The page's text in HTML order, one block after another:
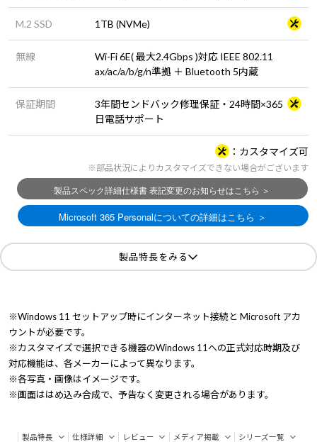
M.2 SSD 1TB (NVMe)
無線
Wi-Fi 6E( 最大2.4Gbps )対応 IEEE 802.11
ax/ac/a/b/g/n準拠 ＋ Bluetooth 5内蔵
保証期間
3年間センドバック修理保証・24時間×365
日電話サポート
カスタマイズ可
※部品状況によりカスタマイズできない場合がございます
製品特長をみる
※Windows 11 セットアップ時にインターネット接続と Microsoft アカ
ウントが必要です。
※カスタマイズで選択できる機器のWindows 11への正式対応時期及び
対応機能は、各メーカーによって異なります。
※各写真・画像はイメージです。
※画面ははめ込み合成で、予告なく変更される場合があります。
製品特長 仕様詳細 レビュー メディア掲載
シリーズ一覧